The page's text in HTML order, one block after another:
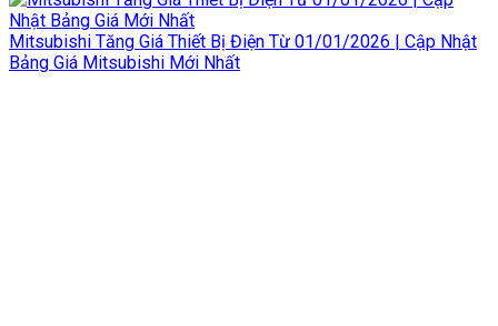
Mitsubishi Tăng Giá Thiết Bị Điện Từ 01/01/2026 | Cập Nhật
Bảng Giá Mitsubishi Mới Nhất